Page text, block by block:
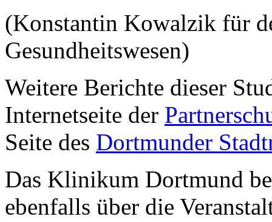
(Konstantin Kowalzik für
Gesundheitswesen)
Weitere Berichte dieser
Internetseite der
Seite des Dortmunder
Das Klinikum Dortmund
ebenfalls über die